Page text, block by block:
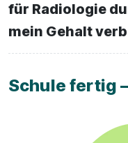
für Radiologie
mein Gehalt
Schule fertig